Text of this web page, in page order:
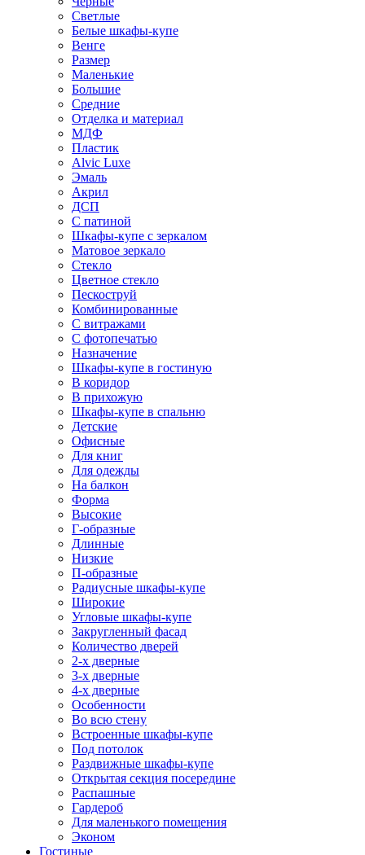
Светлые
Белые шкафы-купе
Венге
Размер
Маленькие
Большие
Средние
Отделка и материал
МДФ
Пластик
Alvic Luxe
Эмаль
Акрил
ДСП
С патиной
Шкафы-купе с зеркалом
Матовое зеркало
Стекло
Цветное стекло
Пескоструй
Комбинированные
С витражами
С фотопечатью
Назначение
Шкафы-купе в гостиную
В коридор
В прихожую
Шкафы-купе в спальню
Детские
Офисные
Для книг
Для одежды
На балкон
Форма
Высокие
Г-образные
Длинные
Низкие
П-образные
Радиусные шкафы-купе
Широкие
Угловые шкафы-купе
Закругленный фасад
Количество дверей
2-х дверные
3-х дверные
4-х дверные
Особенности
Во всю стену
Встроенные шкафы-купе
Под потолок
Раздвижные шкафы-купе
Открытая секция посередине
Распашные
Гардероб
Для маленького помещения
Эконом
Гостиные